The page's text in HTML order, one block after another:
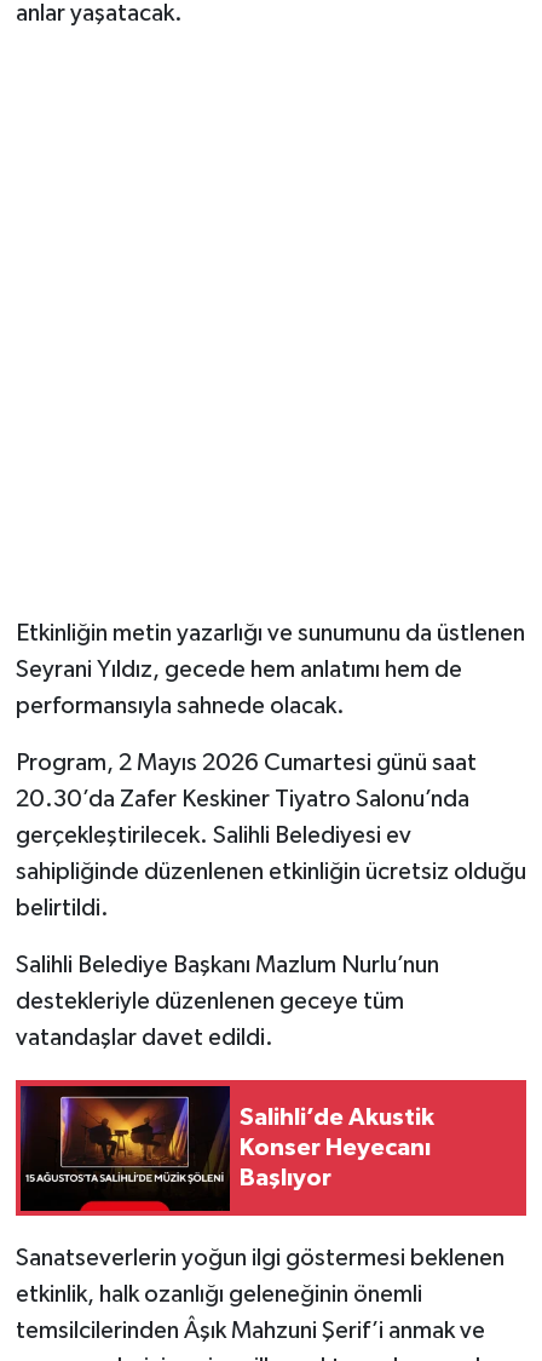
anlar yaşatacak.
Etkinliğin metin yazarlığı ve sunumunu da üstlenen
Seyrani Yıldız, gecede hem anlatımı hem de
performansıyla sahnede olacak.
Program, 2 Mayıs 2026 Cumartesi günü saat
20.30’da Zafer Keskiner Tiyatro Salonu’nda
gerçekleştirilecek. Salihli Belediyesi ev
sahipliğinde düzenlenen etkinliğin ücretsiz olduğu
belirtildi.
Salihli Belediye Başkanı Mazlum Nurlu’nun
destekleriyle düzenlenen geceye tüm
vatandaşlar davet edildi.
Salihli’de Akustik
Konser Heyecanı
Başlıyor
Sanatseverlerin yoğun ilgi göstermesi beklenen
etkinlik, halk ozanlığı geleneğinin önemli
temsilcilerinden Âşık Mahzuni Şerif’i anmak ve